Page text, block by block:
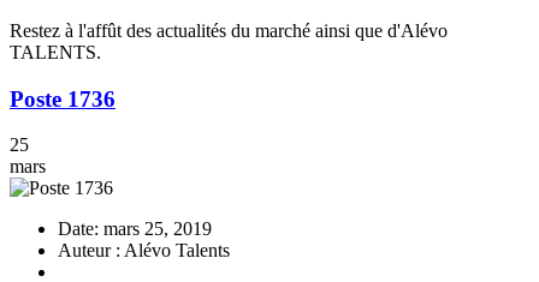
Restez à l'affût des actualités du marché ainsi que d'Alévo
TALENTS.
Poste 1736
25
mars
Date: mars 25, 2019
Auteur : Alévo Talents